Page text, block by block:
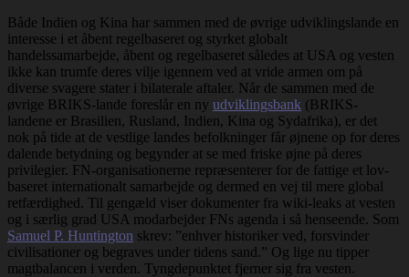
Både Indien og Kina har sammen med de øvrige udviklingslande en
interesse i et åbent regelbaseret og styrket globalt
handelssamarbejde, åbent og regelbaseret således at USA og vesten
ikke kan trumfe deres vilje igennem ved at vride armen om på
diverse svagere stater i bilaterale aftaler. Når de sammen med de
øvrige BRIKS-lande foreslår en ny udviklingsbank (BRIKS-
landene er Brasilien, Rusland, Indien, Kina og Sydafrika), er det
nok på tide at de vestlige landes befolkninger får øjnene op for deres
dalende betydning og begynder at se med friske øjne på deres
privilegier. FN-organisationerne repræsenterer for de fattige et lov-
baseret internationalt samarbejde og dermed en vej til mere global
retfærdighed. Til gengæld viser dokumenter fra wiki-leaks at vesten
og i særlig grad USA modarbejder FNs agenda i så henseende. Som
Samuel P. Huntington skrev: ”enhver historiker ved, forsvinder
civilisationer og begraves under tidens sand.” Og lige nu tipper
magtbalancen i verden. Tyngdepunktet fjerner sig fra vesten.